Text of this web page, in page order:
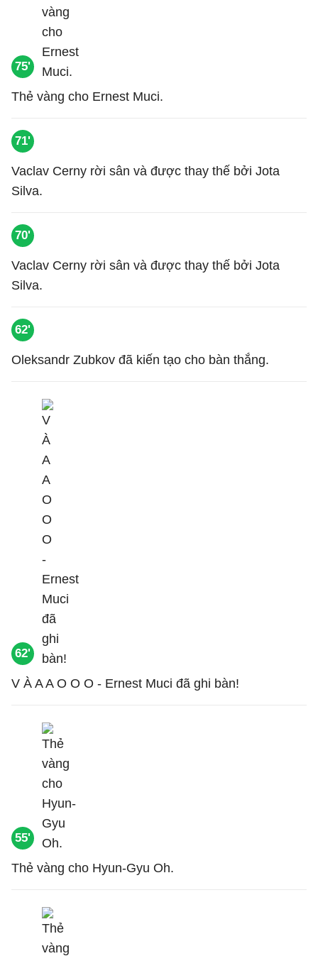
75'
Thẻ vàng cho Ernest Muci.
71'
Vaclav Cerny rời sân và được thay thế bởi Jota
Silva.
70'
Vaclav Cerny rời sân và được thay thế bởi Jota
Silva.
62'
Oleksandr Zubkov đã kiến tạo cho bàn thắng.
62'
V À A A O O O - Ernest Muci đã ghi bàn!
55'
Thẻ vàng cho Hyun-Gyu Oh.